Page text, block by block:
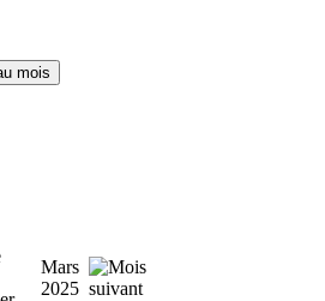
mois
Mars
2025